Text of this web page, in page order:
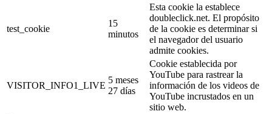
test_cookie
15
minutos
Esta cookie la establece
doubleclick.net. El propósito
de la cookie es determinar si
el navegador del usuario
admite cookies.
VISITOR_INFO1_LIVE
5 meses
27 días
Cookie establecida por
YouTube para rastrear la
información de los videos de
YouTube incrustados en un
sitio web.